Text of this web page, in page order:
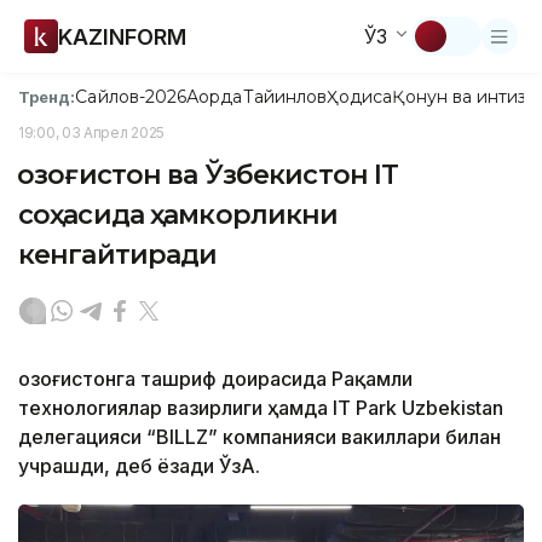
KAZINFORM ЎЗ
Тренд:Сайлов-2026АқордаТайинловҲодисаҚонун ва
19:00, 03 Апрел 2025
Қозоғистон ва Ўзбекистон IT
соҳасида ҳамкорликни
кенгайтиради
Қозоғистонга ташриф доирасида Рақамли
технологиялар вазирлиги ҳамда IT Park Uzbekistan
делегацияси “BILLZ” компанияси вакиллари билан
учрашди, деб ёзади ЎзА.